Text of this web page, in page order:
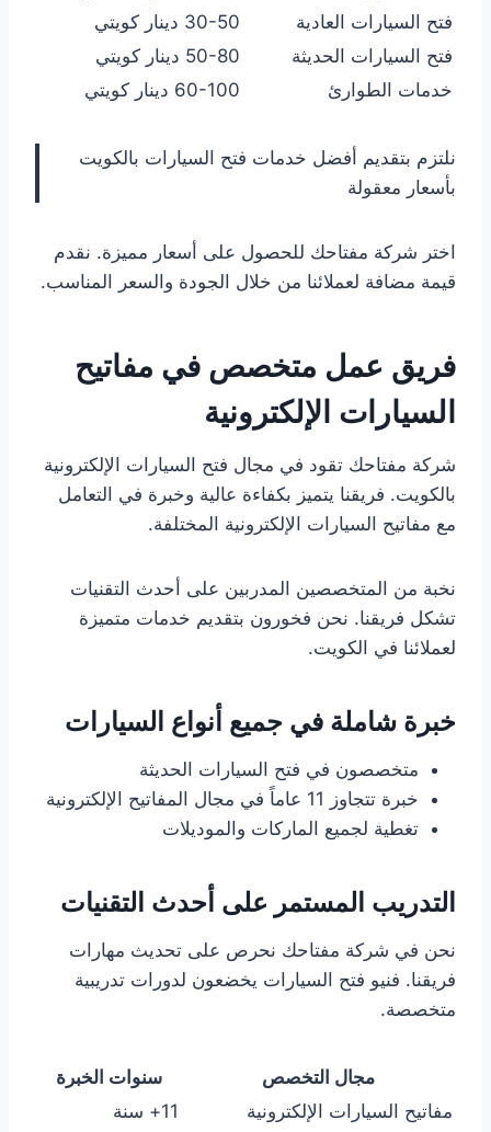
فتح السيارات العادية
30-50 دينار كويتي
فتح السيارات الحديثة
50-80 دينار كويتي
خدمات الطوارئ
60-100 دينار كويتي
نلتزم بتقديم أفضل خدمات فتح السيارات بالكويت
بأسعار معقولة
اختر شركة مفتاحك للحصول على أسعار مميزة. نقدم
قيمة مضافة لعملائنا من خلال الجودة والسعر المناسب.
فريق عمل متخصص في مفاتيح
السيارات الإلكترونية
شركة مفتاحك تقود في مجال فتح السيارات الإلكترونية
بالكويت. فريقنا يتميز بكفاءة عالية وخبرة في التعامل
مع مفاتيح السيارات الإلكترونية المختلفة.
نخبة من المتخصصين المدربين على أحدث التقنيات
تشكل فريقنا. نحن فخورون بتقديم خدمات متميزة
لعملائنا في الكويت.
خبرة شاملة في جميع أنواع السيارات
متخصصون في فتح السيارات الحديثة
خبرة تتجاوز 11 عاماً في مجال المفاتيح الإلكترونية
تغطية لجميع الماركات والموديلات
التدريب المستمر على أحدث التقنيات
نحن في شركة مفتاحك نحرص على تحديث مهارات
فريقنا. فنيو فتح السيارات يخضعون لدورات تدريبية
متخصصة.
مجال التخصص
سنوات الخبرة
مفاتيح السيارات الإلكترونية
11+ سنة